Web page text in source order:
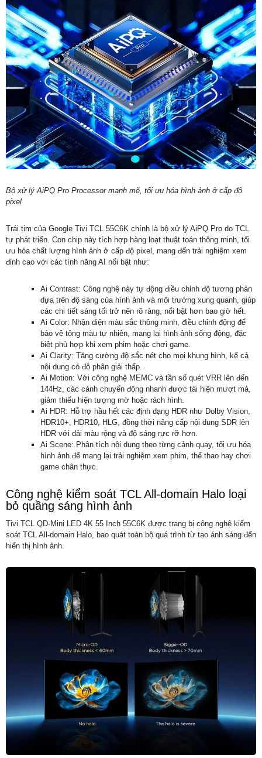
Bộ xử lý AiPQ Pro Processor mạnh mẽ, tối ưu hóa hình ảnh ở cấp độ
pixel
Trái tim của Google Tivi TCL 55C6K chính là bộ xử lý AiPQ Pro do TCL
tự phát triển. Con chip này tích hợp hàng loạt thuật toán thông minh, tối
ưu hóa chất lượng hình ảnh ở cấp độ pixel, mang đến trải nghiệm xem
đỉnh cao với các tính năng AI nổi bật như:
Ai Contrast: Công nghệ này tự động điều chỉnh độ tương phản
dựa trên độ sáng của hình ảnh và môi trường xung quanh, giúp
các chi tiết sáng tối trở nên rõ ràng, nổi bật hơn bao giờ hết.
Ai Color: Nhận diện màu sắc thông minh, điều chỉnh động để
bảo vệ tông màu tự nhiên, mang lại hình ảnh sống động, đặc
biệt phù hợp khi xem phim hoặc chơi game.
Ai Clarity: Tăng cường độ sắc nét cho mọi khung hình, kể cả
nội dung có độ phân giải thấp.
Ai Motion: Với công nghệ MEMC và tần số quét VRR lên đến
144Hz, các cảnh chuyển động nhanh được tái hiện mượt mà,
giảm thiểu hiện tượng mờ hoặc rách hình.
Ai HDR: Hỗ trợ hầu hết các định dạng HDR như Dolby Vision,
HDR10+, HDR10, HLG, đồng thời nâng cấp nội dung SDR lên
HDR với dải màu rộng và độ sáng rực rỡ hơn.
Ai Scene: Phân tích nội dung theo từng cảnh quay, tối ưu hóa
hình ảnh để mang lại trải nghiệm xem phim, thể thao hay chơi
game chân thực.
Công nghệ kiểm soát TCL All-domain Halo loại
bỏ quầng sáng hình ảnh
Tivi TCL QD-Mini LED 4K 55 Inch 55C6K được trang bị công nghệ kiểm
soát TCL All-domain Halo, bao quát toàn bộ quá trình từ tạo ánh sáng đến
hiển thị hình ảnh.